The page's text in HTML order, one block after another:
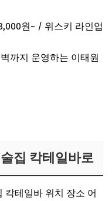
원~ / 위스키 라인업
까지 운영하는 이태원
집 칵테일바로
칵테일바 위치 장소 어